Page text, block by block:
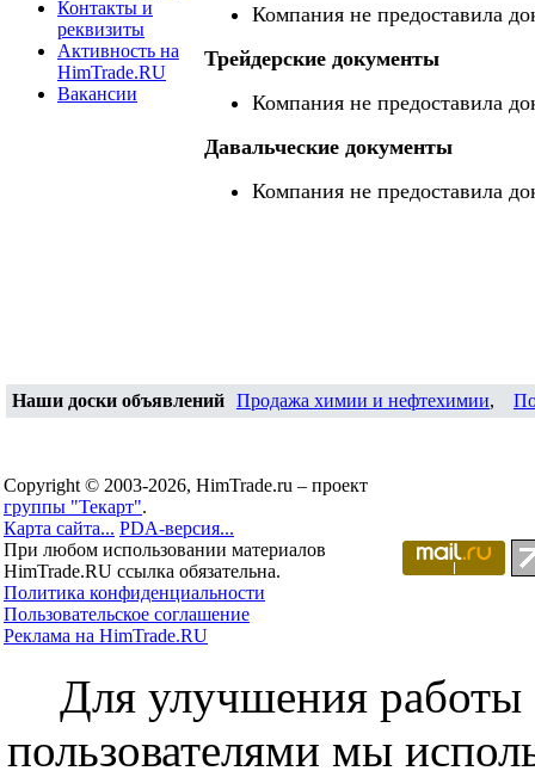
Контакты и
реквизиты
Активность на
HimTrade.RU
Вакансии
Компания не предоставила
Трейдерские документы
Компания не предоставила
Давальческие документы
Компания не предоставила
Наши доски объявлений Продажа химии и нефтехимии,
Copyright © 2003-2026, HimTrade.ru – проект
группы "Текарт".
Карта сайта... PDA-версия...
При любом использовании материалов
HimTrade.RU ссылка обязательна.
Политика конфиденциальности
Пользовательское соглашение
Реклама на HimTrade.RU
Для улучшения работы
пользователями мы